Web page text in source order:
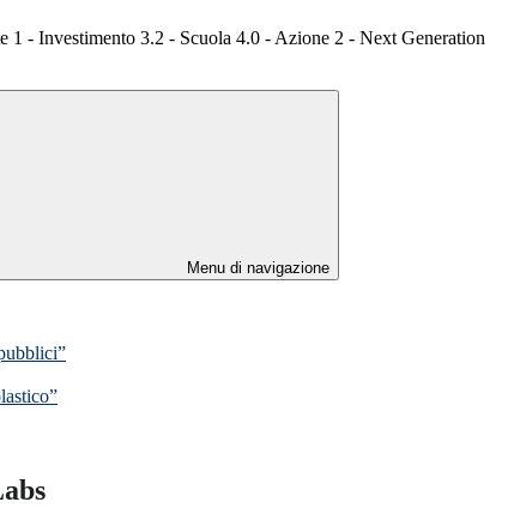
1 - Investimento 3.2 - Scuola 4.0 - Azione 2 - Next Generation
Menu di navigazione